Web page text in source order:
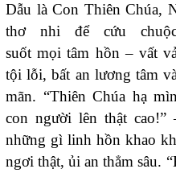
Dẫu là Con Thiên Chúa,
thơ nhi để cứu
suốt mọi tâm hồn – vất
tội lỗi, bất an lương tâm
mãn. “Thiên Chúa hạ
con người lên thật cao!”
những gì linh hồn khao
ngơi thật, ủi an thẳm sâu.